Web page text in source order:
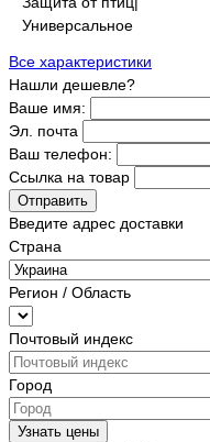
Универсальное
Все характеристики
Нашли дешевле?
Ваше имя:
Эл. почта
Ваш телефон:
Ссылка на товар
Отправить
Введите адрес доставки
Страна
Регион / Область
Почтовый индекс
Город
Узнать цены